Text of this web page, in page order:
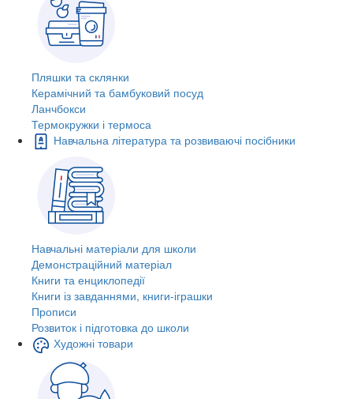
Пляшки та склянки
Керамічний та бамбуковий посуд
Ланчбокси
Термокружки і термоса
Навчальна література та розвиваючі посібники
Навчальні матеріали для школи
Демонстраційний матеріал
Книги та енциклопедії
Книги із завданнями, книги-іграшки
Прописи
Розвиток і підготовка до школи
Художні товари